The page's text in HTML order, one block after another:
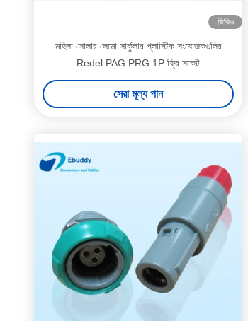
ভিডিও
মহিলা সোলার লেমো সার্কুলার প্লাস্টিক সংযোজকগুলির
Redel PAG PRG 1P ফ্রি সকেট
সেরা মূল্য পান